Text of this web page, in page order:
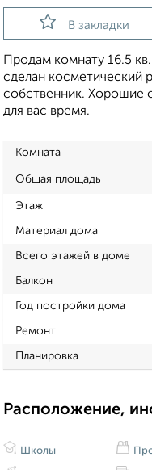
В закладки
Продам комнату 16.5
сделан косметический
собственник. Хорошие
для вас время.
Комната
Общая площадь
Этаж
Материал дома
Всего этажей в доме
Балкон
Год постройки дома
Ремонт
Планировка
Расположение,
Школы